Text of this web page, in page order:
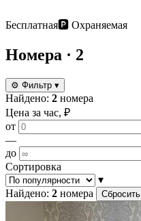
Бесплатная🅿️ Охраняемая
Номера · 2
⚙ Фильтр ▾
Найдено: 2 номера
Цена за час, ₽
от
—
до
Сортировка
▾
Найдено: 2 номера Сбросить